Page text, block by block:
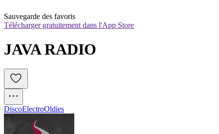
Sauvegarde des favoris
Télécharger gratuitement dans l'App Store
JAVA RADIO
DiscoElectroOldies